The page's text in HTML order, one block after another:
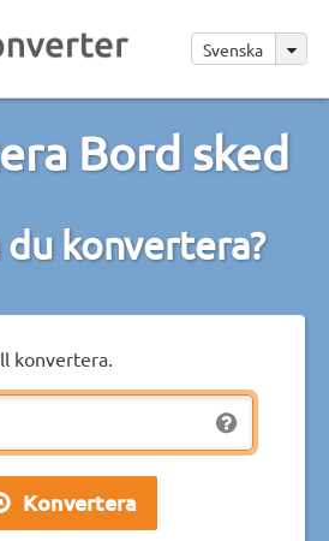
Svenska
Bord sked
konvertera?
konvertera.